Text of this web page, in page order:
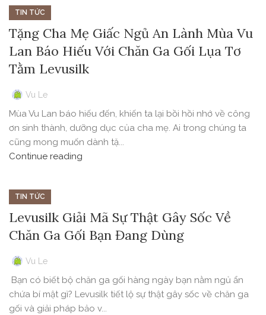
TIN TỨC
Tặng Cha Mẹ Giấc Ngủ An Lành Mùa Vu
Lan Báo Hiếu Với Chăn Ga Gối Lụa Tơ
Tằm Levusilk
Vu Le
Mùa Vu Lan báo hiếu đến, khiến ta lại bồi hồi nhớ về công
ơn sinh thành, dưỡng dục của cha mẹ. Ai trong chúng ta
cũng mong muốn dành tặ...
Continue reading
TIN TỨC
Levusilk Giải Mã Sự Thật Gây Sốc Về
Chăn Ga Gối Bạn Đang Dùng
Vu Le
Bạn có biết bộ chăn ga gối hàng ngày bạn nằm ngủ ẩn
chứa bí mật gì? Levusilk tiết lộ sự thật gây sốc về chăn ga
gối và giải pháp bảo v...